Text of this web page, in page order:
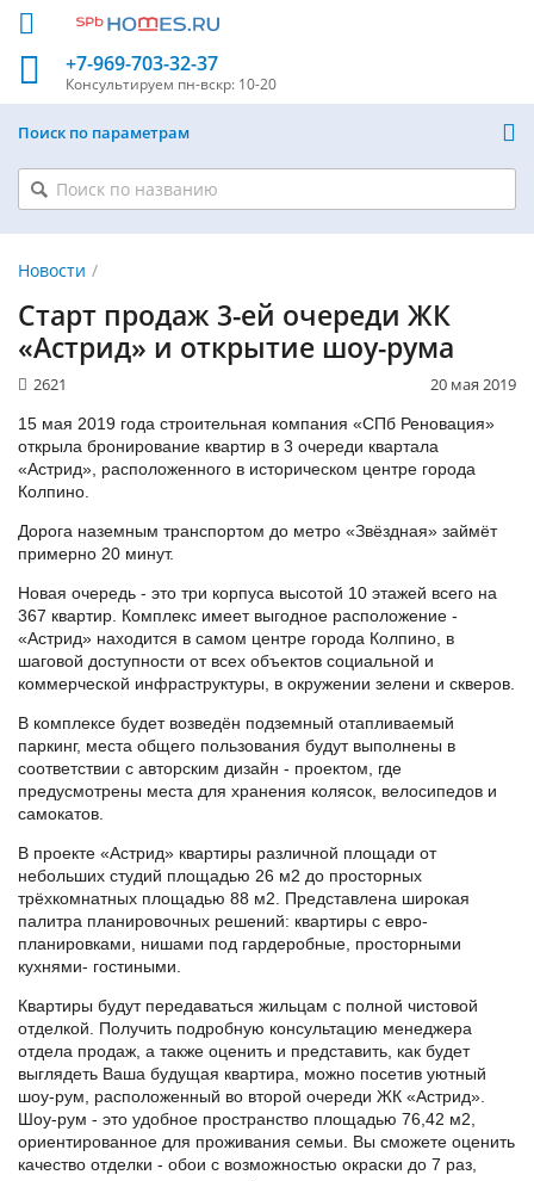
+7-969-703-32-37
Консультируем пн-вскр: 10-20
Поиск по параметрам
Новости
Старт продаж 3-ей очереди ЖК
«Астрид» и открытие шоу-рума
20 мая 2019
2621
15 мая 2019 года строительная компания «СПб Реновация»
открыла бронирование квартир в 3 очереди квартала
«Астрид», расположенного в историческом центре города
Колпино.
Дорога наземным транспортом до метро «Звёздная» займёт
примерно 20 минут.
Новая очередь - это три корпуса высотой 10 этажей всего на
367 квартир. Комплекс имеет выгодное расположение -
«Астрид» находится в самом центре города Колпино, в
шаговой доступности от всех объектов социальной и
коммерческой инфраструктуры, в окружении зелени и скверов.
В комплексе будет возведён подземный отапливаемый
паркинг, места общего пользования будут выполнены в
соответствии с авторским дизайн - проектом, где
предусмотрены места для хранения колясок, велосипедов и
самокатов.
В проекте «Астрид» квартиры различной площади от
небольших студий площадью 26 м2 до просторных
трёхкомнатных площадью 88 м2. Представлена широкая
палитра планировочных решений: квартиры с евро-
планировками, нишами под гардеробные, просторными
кухнями- гостиными.
Квартиры будут передаваться жильцам с полной чистовой
отделкой. Получить подробную консультацию менеджера
отдела продаж, а также оценить и представить, как будет
выглядеть Ваша будущая квартира, можно посетив уютный
шоу-рум, расположенный во второй очереди ЖК «Астрид».
Шоу-рум - это удобное пространство площадью 76,42 м2,
ориентированное для проживания семьи. Вы сможете оценить
качество отделки - обои с возможностью окраски до 7 раз,